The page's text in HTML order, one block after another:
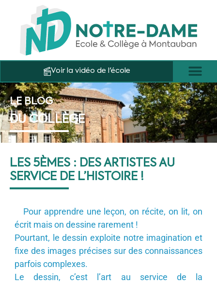
Voir la vidéo de l'école
LE BLOG
DU COLLÈGE
LES 5ÈMES : DES ARTISTES AU
SERVICE DE L’HISTOIRE !
Pour apprendre une leçon, on récite, on lit, on
écrit mais on dessine rarement !
Pourtant, le dessin exploite notre imagination et
fixe des images précises sur des connaissances
parfois complexes.
Le dessin, c’est l’art au service de la